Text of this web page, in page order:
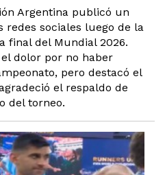
Argentina publicó un
redes sociales luego de la
final del Mundial 2026.
dolor por no haber
pero destacó el
el respaldo de
del torneo.